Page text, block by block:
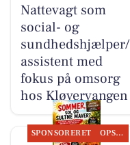
Nattevagt som
social- og
sundhedshjælper/
assistent med
fokus på omsorg
hos Kløvervangen
SPONSORERET OPSLAGSTAVLEN